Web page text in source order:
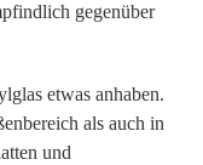
gegenüber
etwas anhaben.
als auch in
und